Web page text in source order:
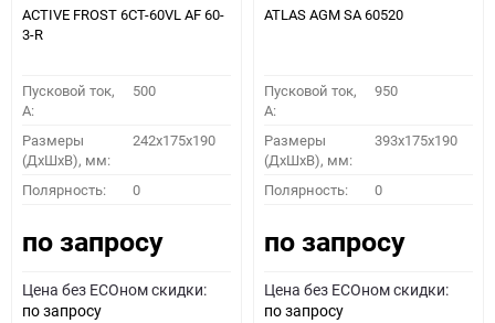
ПОДОБРАТЬ
Как определить полярность?
0 - обратная 1 - прямая 3 - обратная 4 - прямая
ACTIVE FROST 6СТ-60VL АF 60-
3-R
Пусковой ток,
A:
500
Размеры
(ДхШхВ), мм:
242x175x190
Полярность: 0
по запросу
Цена без ECOном скидки:
по запросу
ATLAS AGM SA 60520
Пусковой ток,
A:
950
Размеры
(ДхШхВ), мм:
393x175x190
Полярность: 0
по запросу
Цена без ECOном скидки:
по запросу